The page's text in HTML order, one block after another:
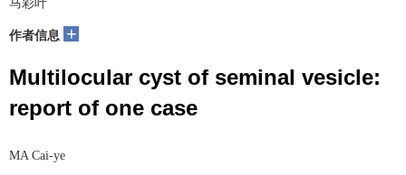
马彩叶
作者信息 +
Multilocular cyst of seminal vesicle:
report of one case
MA Cai-ye